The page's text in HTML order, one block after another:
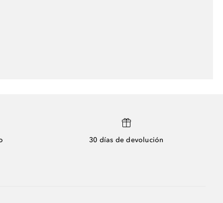
30 días de devolución